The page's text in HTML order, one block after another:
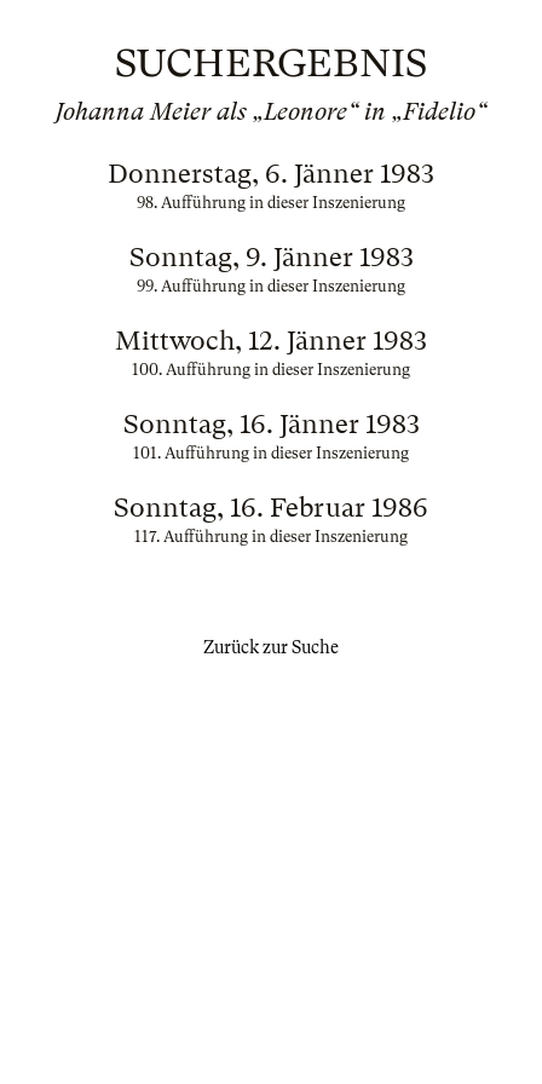
SUCHERGEBNIS
Johanna Meier als „Leonore“ in „Fidelio“
Donnerstag, 6. Jänner 1983
98. Aufführung in dieser Inszenierung
Sonntag, 9. Jänner 1983
99. Aufführung in dieser Inszenierung
Mittwoch, 12. Jänner 1983
100. Aufführung in dieser Inszenierung
Sonntag, 16. Jänner 1983
101. Aufführung in dieser Inszenierung
Sonntag, 16. Februar 1986
117. Aufführung in dieser Inszenierung
Zurück zur Suche